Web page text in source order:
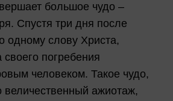
большое чудо –
Спустя три дня после
одному слову Христа,
погребения
человеком. Такое чудо,
величественный ажиотаж,